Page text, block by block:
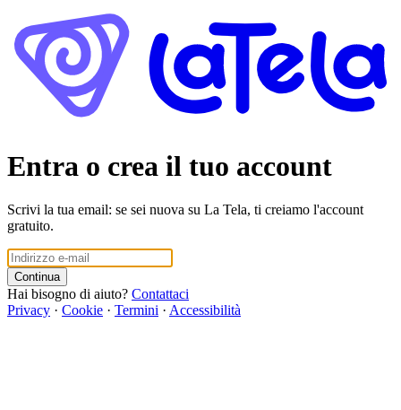
Entra o crea il tuo account
Scrivi la tua email: se sei nuova su La Tela, ti creiamo l'account
gratuito.
Continua
Hai bisogno di aiuto? Contattaci
Privacy · Cookie · Termini · Accessibilità